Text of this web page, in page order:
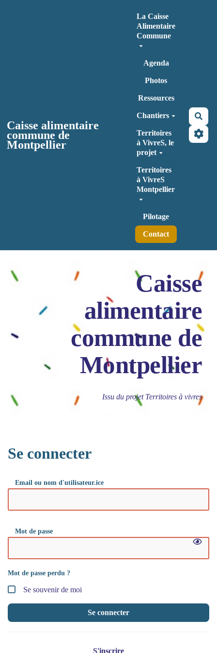
Caisse alimentaire
commune de
Montpellier
La Caisse
Alimentaire
Commune
Agenda
Photos
Ressources
Chantiers
Territoires
à VivreS, le
projet
Territoires
à VivreS
Montpellier
Pilotage
Contact
Caisse
alimentaire
commune de
Montpellier
Issu du projet Territoires à vivres
Se connecter
Email ou nom d'utilisateur.ice
Mot de passe
Mot de passe perdu ?
Se souvenir de moi
Se connecter
S'inscrire